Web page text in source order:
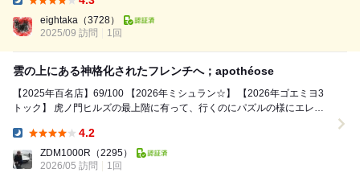
そうな 初旅 味噌クレープフランスが誇る...ジャガイ...
eightaka （3728）
2025/09 訪問
1回
雲の上にある神格化されたフレンチへ；apothéose
【2025年百名店】69/100 【2026年ミシュラン☆】 【2026年ゴエミヨ3
トック】 虎ノ門ヒルズの最上階に有って、行くのにパズルの様にエレベ
4.2
ZDM1000R （2295）
2026/05 訪問
1回